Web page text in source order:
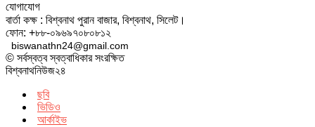
যোগাযোগ
বার্তা কক্ষ : বিশ্বনাথ পুরান বাজার, বিশ্বনাথ, সিলেট।
ফোন: +৮৮-০৯৬৯৭০৮০৮১২
biswanathn24@gmail.com
© সর্বস্বত্ব স্বত্বাধিকার সংরক্ষিত
বিশ্বনাথনিউজ২৪
ছবি
ভিডিও
আর্কাইভ